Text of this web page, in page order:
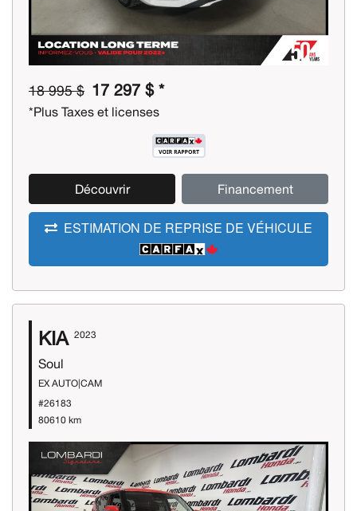
18 995 $ 17 297 $ *
*Plus Taxes et licenses
Découvrir Financement
ESTIMATION DE REPRISE DE VÉHICULE
KIA 2023
Soul
EX AUTO|CAM
#26183
80610 km